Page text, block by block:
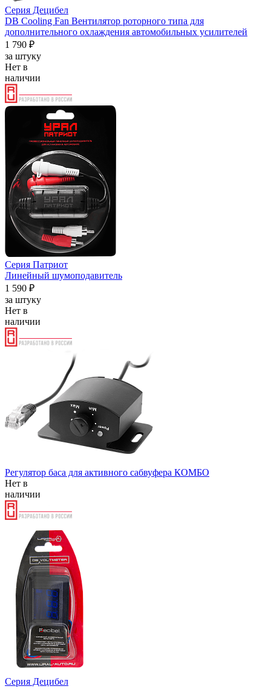
Серия Децибел
DB Cooling Fan Вентилятор роторного типа для
дополнительного охлаждения автомобильных усилителей
1 790 ₽
за штуку
Нет в
наличии
Серия Патриот
Линейный шумоподавитель
1 590 ₽
за штуку
Нет в
наличии
Регулятор баса для активного сабвуфера КОМБО
Нет в
наличии
Серия Децибел